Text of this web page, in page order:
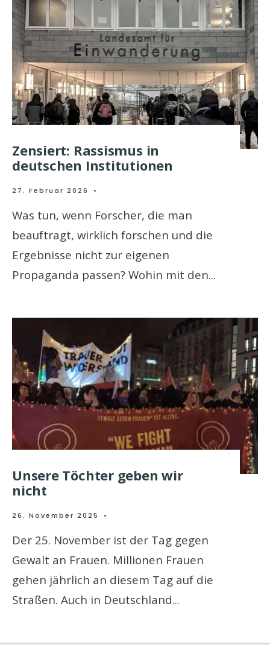
Zensiert: Rassismus in
deutschen Institutionen
27. Februar 2026 •
Was tun, wenn Forscher, die man
beauftragt, wirklich forschen und die
Ergebnisse nicht zur eigenen
Propaganda passen? Wohin mit den...
Unsere Töchter geben wir
nicht
26. November 2025 •
Der 25. November ist der Tag gegen
Gewalt an Frauen. Millionen Frauen
gehen jährlich an diesem Tag auf die
Straßen. Auch in Deutschland...